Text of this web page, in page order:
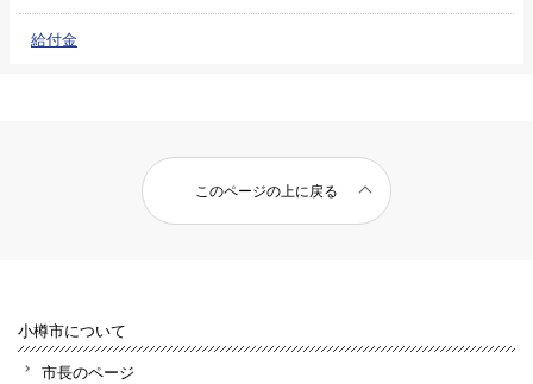
給付金
このページの上に戻る
小樽市について
市長のページ